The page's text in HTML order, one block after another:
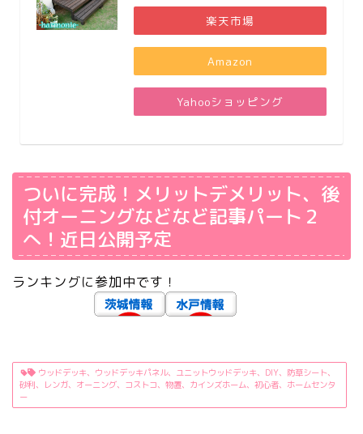
楽天市場
Amazon
Yahooショッピング
ついに完成！メリットデメリット、後
付オーニングなどなど記事パート２
へ！近日公開予定
ランキングに参加中です！
ウッドデッキ、ウッドデッキパネル、ユニットウッドデッキ、DIY、防草シート、
砂利、レンガ、オーニング、コストコ、物置、カインズホーム、初心者、ホームセンタ
ー